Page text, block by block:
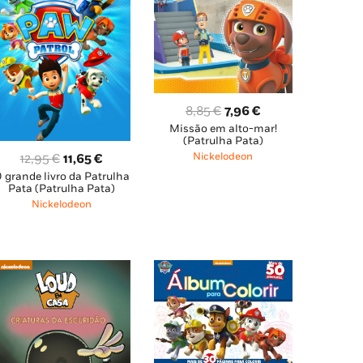
12,95€ O
preço
original
11,65€O
preço
atual
grande livro da Patrulha
Pata (Patrulha Pata)
Nickelodeon
8,85€ O
preço
original
7,96€O
preço
atual
Missão em alto-mar!
(Patrulha Pata)
Nickelodeon